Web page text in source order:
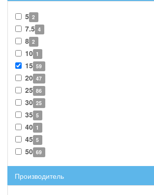
5 2
7.5 4
8 2
10 1
15 59
20 47
25 86
30 25
35 5
40 1
45 5
50 69
Производитель